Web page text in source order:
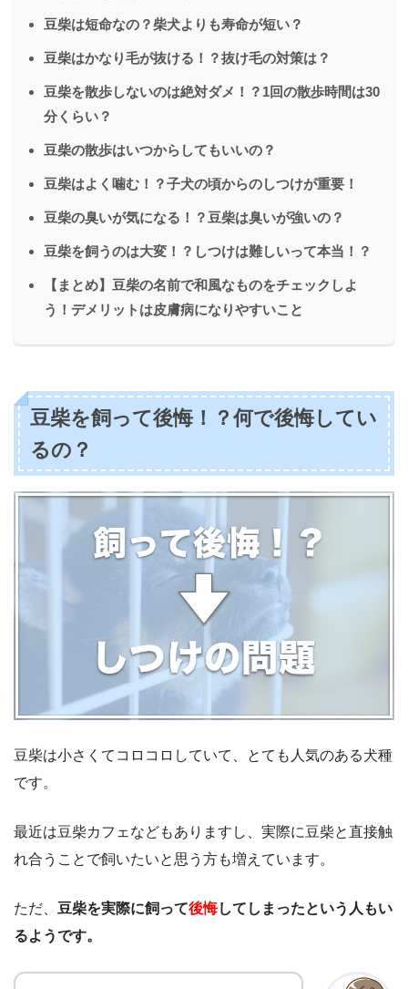
豆柴は短命なの？柴犬よりも寿命が短い？
豆柴はかなり毛が抜ける！？抜け毛の対策は？
豆柴を散歩しないのは絶対ダメ！？1回の散歩時間は30
分くらい？
豆柴の散歩はいつからしてもいいの？
豆柴はよく噛む！？子犬の頃からのしつけが重要！
豆柴の臭いが気になる！？豆柴は臭いが強いの？
豆柴を飼うのは大変！？しつけは難しいって本当！？
【まとめ】豆柴の名前で和風なものをチェックしよ
う！デメリットは皮膚病になりやすいこと
豆柴を飼って後悔！？何で後悔してい
るの？
豆柴は小さくてコロコロしていて、とても人気のある犬種
です。
最近は豆柴カフェなどもありますし、実際に豆柴と直接触
れ合うことで飼いたいと思う方も増えています。
ただ、 豆柴を実際に飼って後悔してしまったという人もい
るようです。